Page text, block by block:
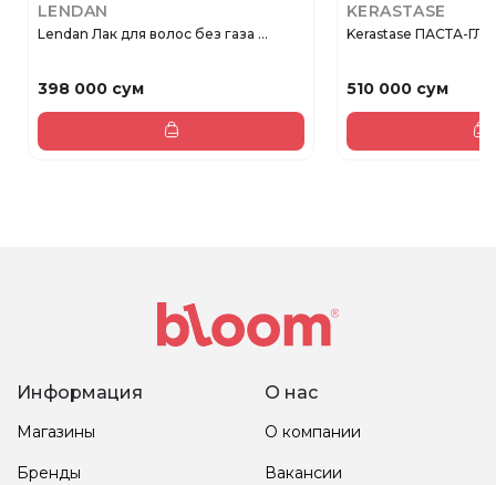
LENDAN
Lendan Лак для волос без газа ...
398 000 сум
KERASTASE
510 000 сум
Информация
Магазины
Бренды
О нас
О компании
Вакансии